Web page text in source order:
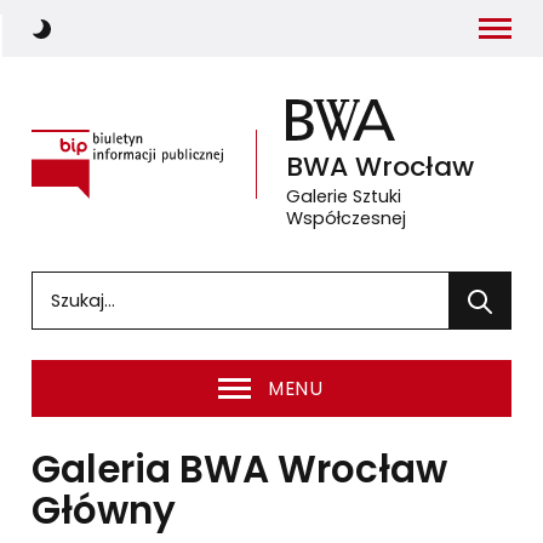
Włącz ciemny motyw strony
Biuletyn Informacji Publicznej
BWAWrocław
Galerie Sztuki
Współczesnej
(otwiera się w nowym oknie
Wprowadź słowa, które mają zostać wyszukane
MENU
Galeria BWA Wrocław
Główny